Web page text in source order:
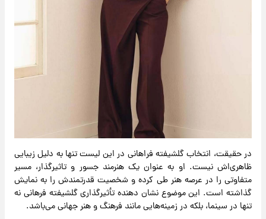
در حقیقت، انتخاب گلشیفته فراهانی در این لیست تنها به دلیل زیبایی
ظاهری‌اش نیست. او به‌ عنوان یک هنرمند جسور و تاثیرگذار، مسیر
متفاوتی را در عرصه هنر طی کرده و شخصیت قدرتمندش را به نمایش
گذاشته است. این موضوع نشان‌ دهنده تأثیرگذاری گلشیفته فرهانی نه
تنها در سینما، بلکه در زمینه‌هایی مانند فرهنگ و هنر جهانی می‌باشد.